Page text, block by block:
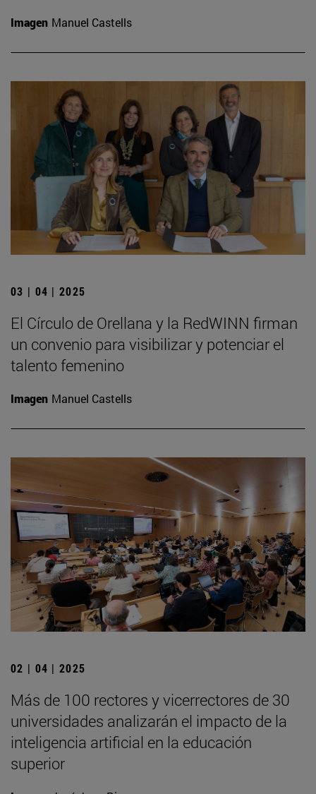
Imagen Manuel Castells
03 | 04 | 2025
El Círculo de Orellana y la RedWINN firman
un convenio para visibilizar y potenciar el
talento femenino
Imagen Manuel Castells
02 | 04 | 2025
Más de 100 rectores y vicerrectores de 30
universidades analizarán el impacto de la
inteligencia artificial en la educación
superior